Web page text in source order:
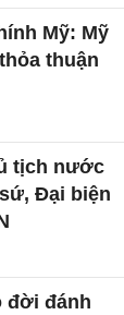
Mỹ: Mỹ
thuận
tịch nước
Đại biện
đời đánh